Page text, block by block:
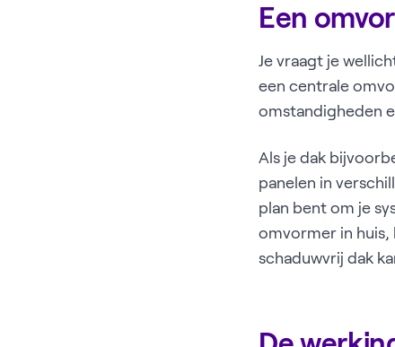
Een
Je vraagt je
een centrale
omstandigheden
Als je dak
panelen in
plan bent om je
omvormer in
schaduwvrij dak